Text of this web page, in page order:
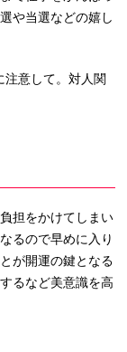
や当選などの嬉し
注意して。対人関
担をかけてしまい
るので早めに入り
が開運の鍵となる
るなど美意識を高